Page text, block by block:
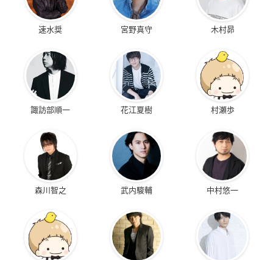
速水奨 宮野真守 木村昴
諏訪部順一 花江夏樹 村瀬歩
森川智之 武内駿輔 中村悠一